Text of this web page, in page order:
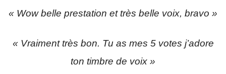
« Wow belle prestation et très belle voix, bravo »
« Vraiment très bon. Tu as mes 5 votes j’adore
ton timbre de voix »